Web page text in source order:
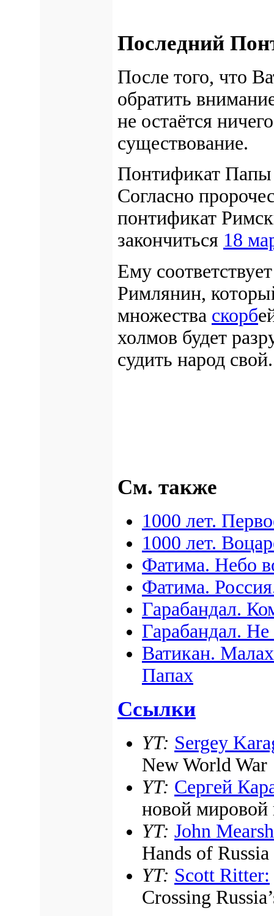
Последний
После того, что
обратить
не остаётся
существование.
Понтификат
Согласно
понтификат
закончиться 18
Ему
Римлянин,
множества скорб
холмов будет
судить народ
См. также
1000 лет.
1000 лет.
Фатима. Небо
Фатима.
Гарабандал.
Гарабандал.
Ватикан.
Папах
Ссылки
YT: Sergey
New World War
YT: Сергей
новой мировой
YT: John
Hands of Russia
YT: Scott Ritter:
Crossing